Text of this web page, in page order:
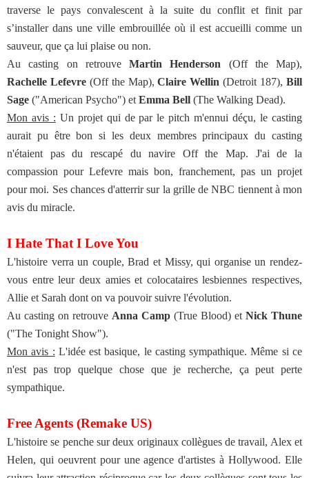
traverse le pays convalescent à la suite du conflit et finit par
s’installer dans une ville embrouillée où il est accueilli comme un
sauveur, que ça lui plaise ou non.
Au casting on retrouve Martin Henderson (Off the Map),
Rachelle Lefevre(Off the Map),Claire Wellin (Detroit 187),Bill
Sage ("American Psycho") et Emma Bell (The Walking Dead).
Mon avis : Un projet qui de par le pitch m'ennui déçu, le casting
aurait pu être bon si les deux membres principaux du casting
n'étaient pas du rescapé du navire Off the Map. J'ai de la
compassion pour Lefevre mais bon, franchement, pas un projet
pour moi. Ses chances d'atterrir sur la grille de NBC tiennent à mon
avis du miracle.
I Hate That I Love You
L'histoire verra un couple, Brad et Missy, qui organise un rendez-
vous entre leur deux amies et colocataires lesbiennes respectives,
Allie et Sarah dont on va pouvoir suivre l'évolution.
Au casting on retrouve Anna Camp (True Blood) et Nick Thune
("The Tonight Show").
Mon avis : L'idée est basique, le casting sympathique. Même si ce
n'est pas trop quelque chose que je recherche, ça peut perte
sympathique.
Free Agents (Remake US)
L'histoire se penche sur deux originaux collègues de travail, Alex et
Helen, qui oeuvrent pour une agence d'artistes à Hollywood. Elle